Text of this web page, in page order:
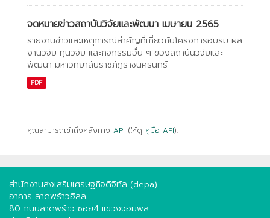
จดหมายข่าวสถาบันวิจัยและพัฒนา เมษายน 2565
รายงานข่าวและเหตุการณ์สำคัญที่เกี่ยวกับโครงการอบรม ผล
งานวิจัย ทุนวิจัย และกิจกรรมอื่น ๆ ของสถาบันวิจัยและ
พัฒนา มหาวิทยาลัยราชภัฏราชนครินทร์
PDF
คุณสามารถเข้าถึงคลังทาง API (ให้ดู คู่มือ API).
สำนักงานส่งเสริมเศรษฐกิจดิจิทัล (depa)
อาคาร ลาดพร้าวฮิลล์
80 ถนนลาดพร้าว ซอย4 แขวงจอมพล